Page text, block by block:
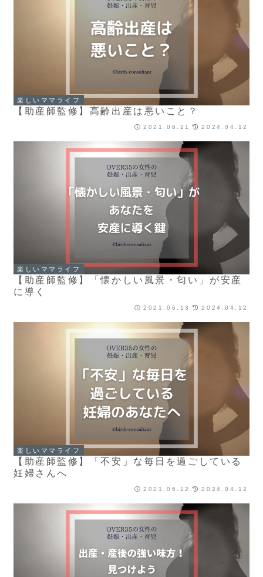
楽しいママライフ
【助産師監修】高齢出産は悪いこと？
2021.06.21 2024.04.12
楽しいママライフ
【助産師監修】「懐かしい風景・匂い」が安産
に導く
2021.06.13 2024.04.12
楽しいママライフ
【助産師監修】「不安」な毎日を過ごしている
妊婦さんへ
2021.06.12 2024.04.12